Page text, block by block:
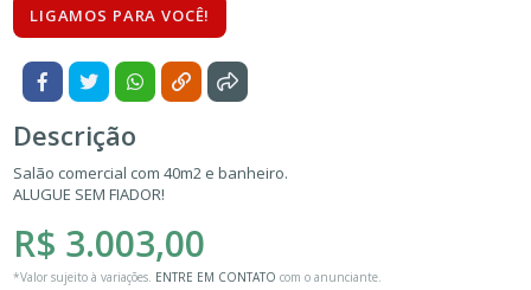
LIGAMOS PARA VOCÊ!
Descrição
Salão comercial com 40m2 e banheiro.
ALUGUE SEM FIADOR!
R$ 3.003,00
*Valor sujeito à variações. ENTRE EM CONTATO com o anunciante.